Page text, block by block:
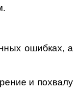
ошибках, а
и похвалу